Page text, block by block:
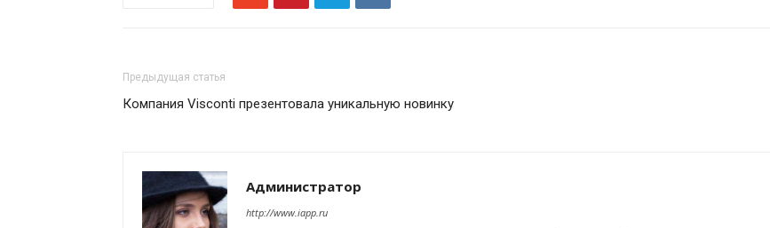
Предыдущая статья
Компания Visconti презентовала уникальную новинку
Администратор
http://www.iapp.ru